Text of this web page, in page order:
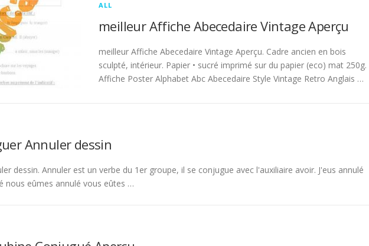
ALL
meilleur Affiche Abecedaire Vintage Aperçu
meilleur Affiche Abecedaire Vintage Aperçu. Cadre ancien en bois
sculpté, intérieur. Papier • sucré imprimé sur du papier (eco) mat 250g.
Affiche Poster Alphabet Abc Abecedaire Style Vintage Retro Anglais …
Annuler dessin
dessin. Annuler est un verbe du 1er groupe, il se conjugue avec l'auxiliaire avoir. J'eus annulé
nous eûmes annulé vous eûtes …